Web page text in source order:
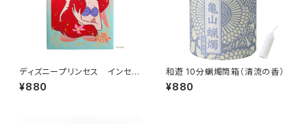
ディズニープリンセス インセン
ス アリエル
¥880
和遊 10分蝋燭筒箱（清流の香）
¥880